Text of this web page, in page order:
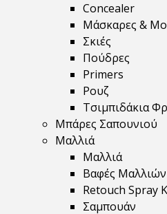
Concealer
Μάσκαρες &
Σκιές
Πούδρες
Primers
Ρουζ
Τσιμπιδάκια
Μπάρες Σαπουνιού
Μαλλιά
Μαλλιά
Βαφές Μαλλιών
Retouch Spray
Σαμπουάν